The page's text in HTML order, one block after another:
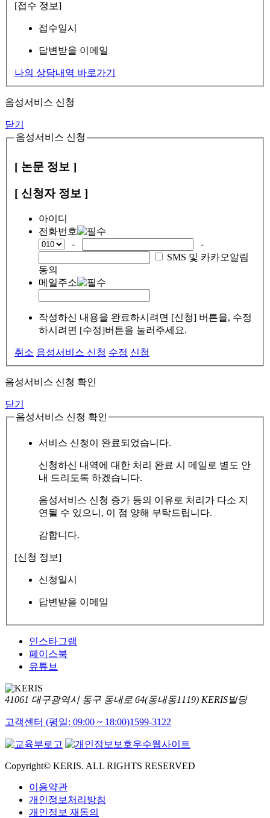
[접수 정보]
접수일시
답변받을 이메일
나의 상담내역 바로가기
음성서비스 신청
닫기
음성서비스 신청
[ 논문 정보 ]
[ 신청자 정보 ]
아이디
전화번호
-
-
SMS 및 카카오알림
동의
메일주소
작성하신 내용을 완료하시려면 [신청] 버튼을, 수정
하시려면 [수정]버튼을 눌러주세요.
취소 음성서비스 신청 수정 신청
음성서비스 신청 확인
닫기
음성서비스 신청 확인
서비스 신청이 완료되었습니다.
신청하신 내역에 대한 처리 완료 시 메일로 별도 안
내 드리도록 하겠습니다.
음성서비스 신청 증가 등의 이유로 처리가 다소 지
연될 수 있으니, 이 점 양해 부탁드립니다.
감합니다.
[신청 정보]
신청일시
답변받을 이메일
인스타그램
페이스북
유튜브
41061 대구광역시 동구 동내로 64(동내동1119) KERIS빌딩
고객센터 (평일: 09:00 ~ 18:00)1599-3122
Copyright© KERIS. ALL RIGHTS RESERVED
이용약관
개인정보처리방침
개인정보 재동의